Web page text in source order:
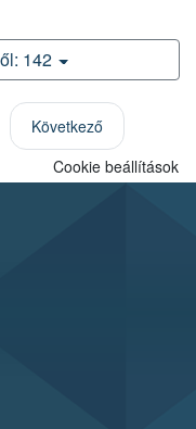
142
Következő
Cookie beállítások